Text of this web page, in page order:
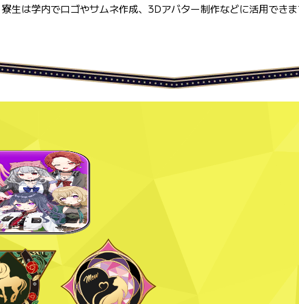
生は学内でロゴやサムネ作成、3Dアバター制作などに活用でき